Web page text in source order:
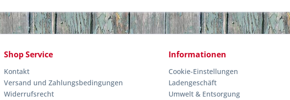
Shop Service
Kontakt
Versand und Zahlungsbedingungen
Widerrufsrecht
Informationen
Cookie-Einstellungen
Ladengeschäft
Umwelt & Entsorgung